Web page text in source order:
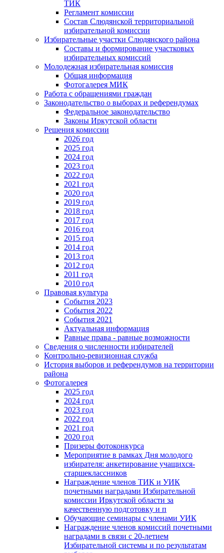
ТИК
Регламент комиссии
Состав Слюдянской территориальной
избирательной комиссии
Избирательные участки Слюдянского района
Составы и формирование участковых
избирательных комиссий
Молодежная избирательная комиссия
Общая информация
Фотогалерея МИК
Работа с обращениями граждан
Законодательство о выборах и референдумах
Федеральное законодательство
Законы Иркутской области
Решения комиссии
2026 год
2025 год
2024 год
2023 год
2022 год
2021 год
2020 год
2019 год
2018 год
2017 год
2016 год
2015 год
2014 год
2013 год
2012 год
2011 год
2010 год
Правовая культура
События 2023
События 2022
События 2021
Актуальная информация
Равные права - равные возможности
Сведения о численности избирателей
Контрольно-ревизионная служба
История выборов и референдумов на территории
района
Фотогалерея
2025 год
2024 год
2023 год
2022 год
2021 год
2020 год
Призеры фотоконкурса
Мероприятие в рамках Дня молодого
избирателя: анкетирование учащихся-
старшеклассников
Награждение членов ТИК и УИК
почетными наградами Избирательной
комиссии Иркутской области за
качественную подготовку и п
Обучающие семинары с членами УИК
Награждение членов комиссий почетными
наградами в связи с 20-летием
Избирательной системы и по результатам